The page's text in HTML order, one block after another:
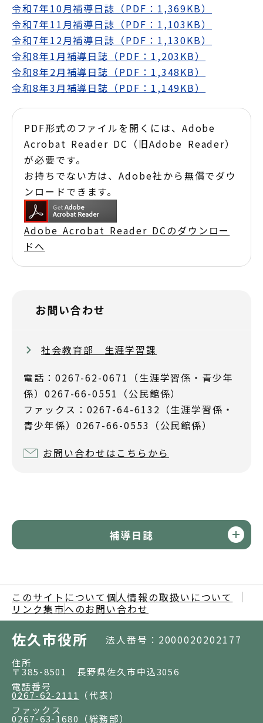
令和7年10月補導日誌（PDF：1,369KB）
令和7年11月補導日誌（PDF：1,103KB）
令和7年12月補導日誌（PDF：1,130KB）
令和8年1月補導日誌（PDF：1,203KB）
令和8年2月補導日誌（PDF：1,348KB）
令和8年3月補導日誌（PDF：1,149KB）
PDF形式のファイルを開くには、Adobe
Acrobat Reader DC（旧Adobe Reader）
が必要です。
お持ちでない方は、Adobe社から無償でダウ
ンロードできます。
Adobe Acrobat Reader DCのダウンロー
ドへ
お問い合わせ
社会教育部 生涯学習課
電話：0267-62-0671（生涯学習係・青少年
係）0267-66-0551（公民館係）
ファックス：0267-64-6132（生涯学習係・
青少年係）0267-66-0553（公民館係）
お問い合わせはこちらから
補導日誌
このサイトについて 個人情報の取扱いについて
リンク集市へのお問い合わせ
佐久市役所 法人番号：2000020202177
住所
〒385-8501 長野県佐久市中込3056
電話番号
0267-62-2111
（代表）
ファックス
0267-63-1680 （総務部）